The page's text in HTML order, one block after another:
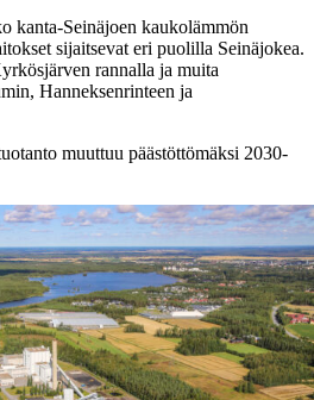
kanta-Seinäjoen kaukolämmön
sijaitsevat eri puolilla Seinäjokea.
rannalla ja muita
Hanneksenrinteen ja
muuttuu päästöttömäksi 2030-